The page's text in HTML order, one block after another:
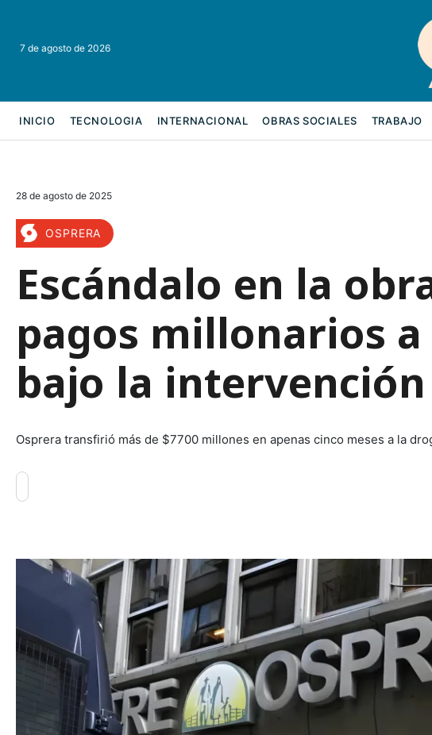
7 de agosto de 2026
INICIO TECNOLOGIA INTERNACIONAL OBRAS SOCIALES TRABAJO
28 de agosto de 2025
OSPRERA
Escándalo en la
pagos millonarios
bajo la
Osprera transfirió más de $7700 millones en apenas cinco meses a la